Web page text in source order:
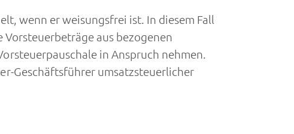
wenn er weisungsfrei ist. In diesem Fall
aus bezogenen
in Anspruch nehmen.
Geschäftsführer umsatzsteuerlicher